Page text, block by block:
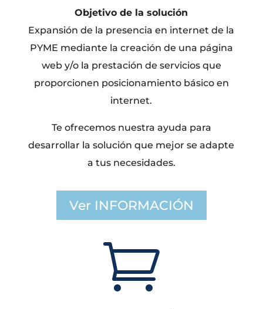
Objetivo de la solución
Expansión de la presencia en internet de la
PYME mediante la creación de una página
web y/o la prestación de servicios que
proporcionen posicionamiento básico en
internet.
Te ofrecemos nuestra ayuda para
desarrollar la solución que mejor se adapte
a tus necesidades.
Ver INFORMACIÓN
